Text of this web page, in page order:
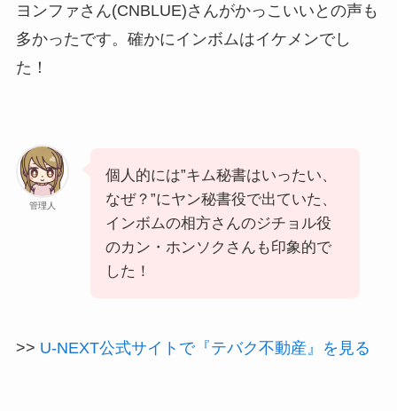
ヨンファさん(CNBLUE)さんがかっこいいとの声も
多かったです。確かにインボムはイケメンでし
た！
管理人
個人的には”キム秘書はいったい、
なぜ？”にヤン秘書役で出ていた、
インボムの相方さんのジチョル役
のカン・ホンソクさんも印象的で
した！
>> U-NEXT公式サイトで『テバク不動産』を見る